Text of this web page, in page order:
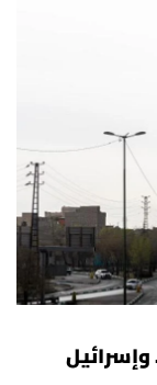
وإسرائيل